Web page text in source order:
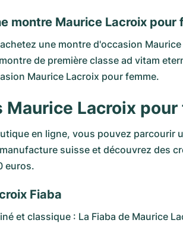
montre Maurice Lacroix pour
une montre d'occasion
de première classe ad vitam
Maurice Lacroix pour femme.
Maurice Lacroix pour
en ligne, vous pouvez parcourir
suisse et découvrez des
euros.
Fiaba
et classique : La Fiaba de Maurice